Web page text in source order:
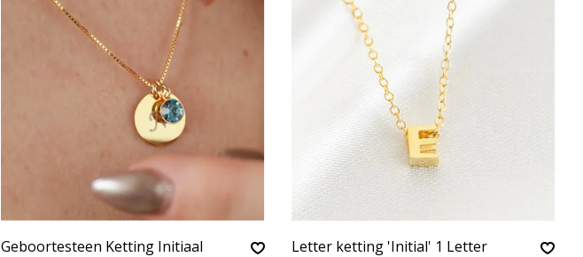
Geboortesteen Ketting Initiaal Letter ketting 'Initial' 1 Letter